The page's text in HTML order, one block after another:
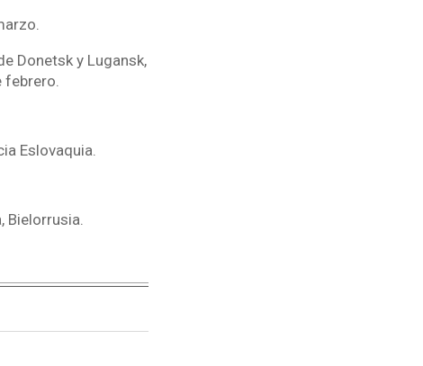
Donetsk y Lugansk,
febrero.
Eslovaquia.